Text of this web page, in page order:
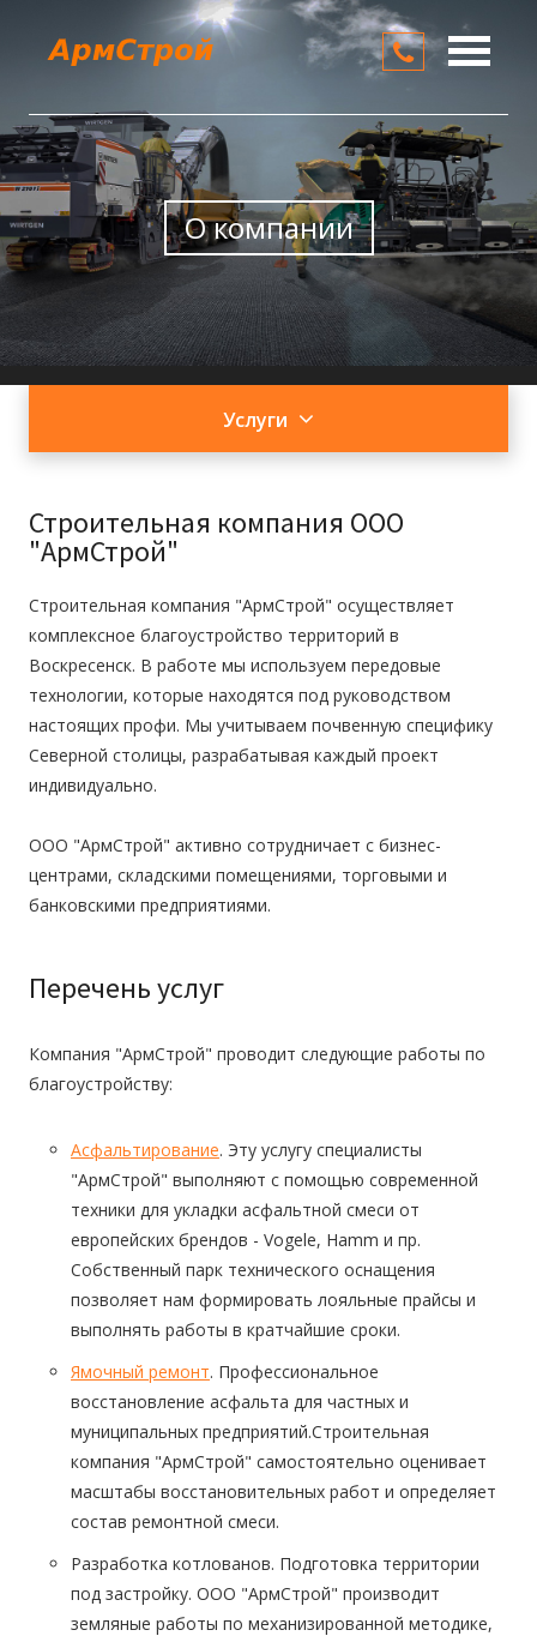
О компании
Услуги
Цены
Контакты
О компании
Услуги
Строительная компания ООО
"АрмСтрой"
Строительная компания "АрмСтрой" осуществляет
комплексное благоустройство территорий в
Воскресенск. В работе мы используем передовые
технологии, которые находятся под руководством
настоящих профи. Мы учитываем почвенную специфику
Северной столицы, разрабатывая каждый проект
индивидуально.
ООО "АрмСтрой" активно сотрудничает с бизнес-
центрами, складскими помещениями, торговыми и
банковскими предприятиями.
Перечень услуг
Компания "АрмСтрой" проводит следующие работы по
благоустройству:
Асфальтирование. Эту услугу специалисты
"АрмСтрой" выполняют с помощью современной
техники для укладки асфальтной смеси от
европейских брендов - Vogele, Hamm и пр.
Собственный парк технического оснащения
позволяет нам формировать лояльные прайсы и
выполнять работы в кратчайшие сроки.
Ямочный ремонт. Профессиональное
восстановление асфальта для частных и
муниципальных предприятий.Строительная
компания "АрмСтрой" самостоятельно оценивает
масштабы восстановительных работ и определяет
состав ремонтной смеси.
Разработка котлованов. Подготовка территории
под застройку. ООО "АрмСтрой" производит
земляные работы по механизированной методике,